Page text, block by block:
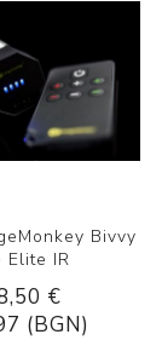
Bivvy
Elite IR
€
(BGN)